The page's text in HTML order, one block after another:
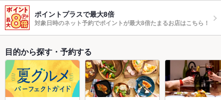
ポイントプラスで最大8倍
対象日時のネット予約でポイントが最大8倍たまるお店はこちら！
目的から探す・予約する